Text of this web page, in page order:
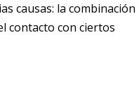
causas: la combinación
contacto con ciertos